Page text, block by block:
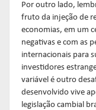
Por outro lado,
fruto da injeção de
economias, em um
negativas e com as
internacionais para
investidores
variável é outro
desenvolvido vive
legislação cambial